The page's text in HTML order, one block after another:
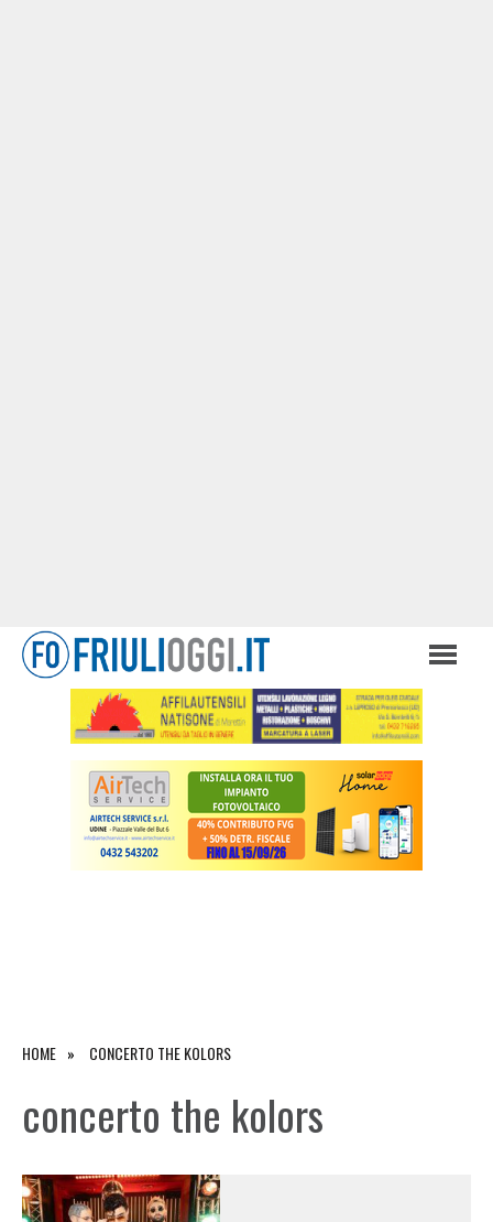
HOME CONCERTO THE KOLORS
concerto the kolors